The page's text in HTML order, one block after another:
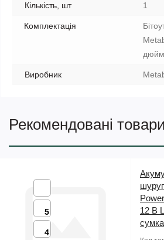
Кількість, шт 1
Комплектація
Виробник
Рекомендовані товари
5
4
12 В
сумка